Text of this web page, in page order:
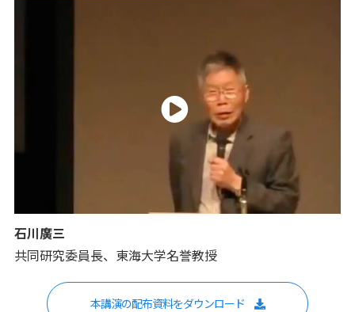
石川廣三
共同研究委員長、東海大学名誉教授
本講演の配布資料をダウンロード